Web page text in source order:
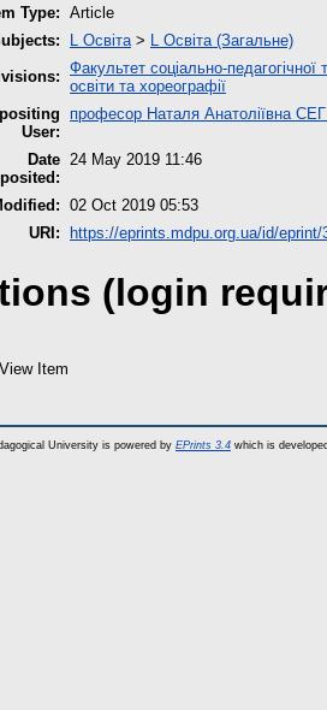
Type:
Article
L Освіта> L Освіта (Загальне)
Факультет соціально-педагогічної
освіти та хореографії
User:
професор Наталя Анатоліївна
Date 24 May 2019 11:46
02 Oct 2019 05:53
URI:
https://eprints.mdpu.org.ua/id/eprint/
(login
View Item
University is powered by EPrints 3.4 which is